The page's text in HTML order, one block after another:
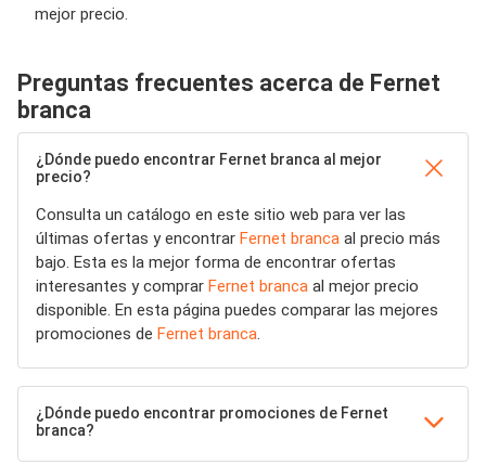
mejor precio.
Preguntas frecuentes acerca de Fernet
branca
¿Dónde puedo encontrar Fernet branca al mejor
precio?
Consulta un catálogo en este sitio web para ver las
últimas ofertas y encontrar Fernet branca al precio más
bajo. Esta es la mejor forma de encontrar ofertas
interesantes y comprar Fernet branca al mejor precio
disponible. En esta página puedes comparar las mejores
promociones de Fernet branca
¿Dónde puedo encontrar promociones de Fernet
branca?